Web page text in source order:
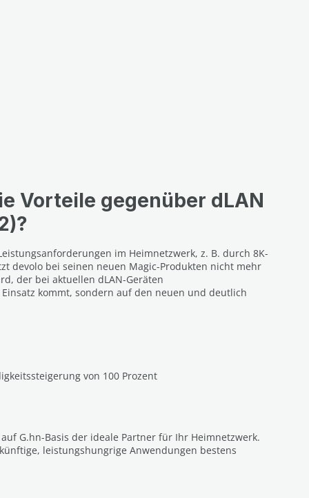
Vorteile gegenüber dLAN
im Heimnetzwerk, z. B. durch 8K-
devolo bei seinen neuen Magic-Produkten nicht mehr
der bei aktuellen dLAN-Geräten
kommt, sondern auf den neuen und deutlich
von 100 Prozent
G.hn-Basis der ideale Partner für Ihr Heimnetzwerk.
leistungshungrige Anwendungen bestens